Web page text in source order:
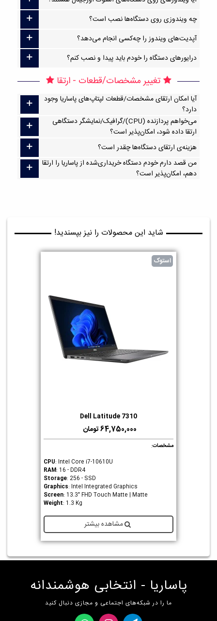
چه ویندوزی روی دستگاه‌ها نصب است؟
آپدیت‌های ویندوز را چه‌کسی انجام می‌دهد؟
درایورهای دستگاه را خودم باید پیدا و نصب کنم؟
تغییر مشخصات/قطعات - ارتقا
آیا امکان ارتقا‌ی مشخصات/قطعات لپتاپ‌های پاساریا وجود
دارد؟
می‌خواهم پردازنده (CPU)/گرافیک/نمایشگر دستگاهی
ارتقا داده شود، امکان‌پذیر است؟
هزینه‌ی ارتقای دستگاه‌ها چقدر است؟
من قصد دارم خودم دستگاه خریداری‌شده از پاساریا را ارتقا
دهم، امکان‌پذیر است؟
شاید این محصولات را نیز بپسندید!
استوک
Dell Latitude 7310
64,750,000 تومان
مشخصات:
CPU: Intel Core i7-10610U
RAM: 16 - DDR4
Storage: 256 - SSD
Graphics: Intel Integrated Graphics
Screen: 13.3" FHD Touch Matte | Matte
Weight: 1.3 Kg
مشاهده بیشتر
پاساریا - انتخابی هوشمندانه
ما را در شبکه‌های اجتماعی و مجازی دنبال کنید